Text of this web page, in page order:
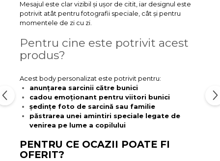
Mesajul este clar vizibil și ușor de citit, iar designul este
potrivit atât pentru fotografii speciale, cât și pentru
momentele de zi cu zi.
Pentru cine este potrivit acest
produs?
Acest body personalizat este potrivit pentru:
anunțarea sarcinii către bunici
cadou emoționant pentru viitori bunici
ședințe foto de sarcină sau familie
păstrarea unei amintiri speciale legate de
venirea pe lume a copilului
PENTRU CE OCAZII POATE FI
OFERIT?